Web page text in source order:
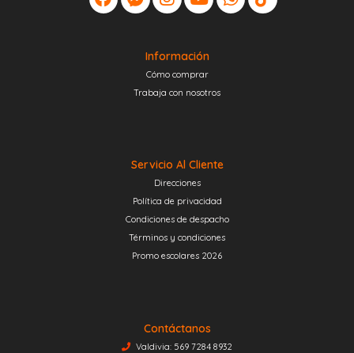
Información
Cómo comprar
Trabaja con nosotros
Servicio Al Cliente
Direcciones
Política de privacidad
Condiciones de despacho
Términos y condiciones
Promo escolares 2026
Contáctanos
Valdivia: 569 7284 8932